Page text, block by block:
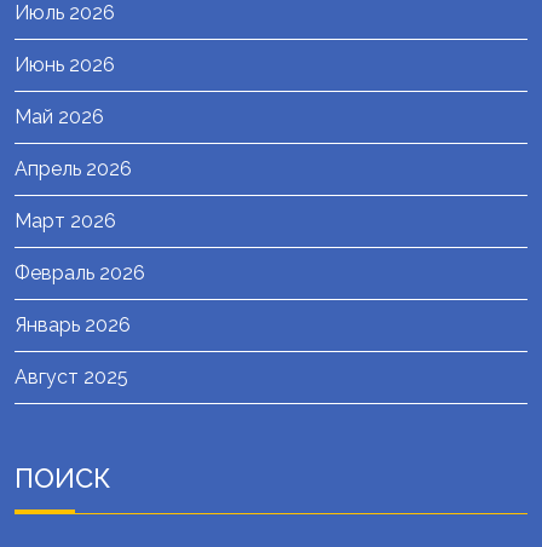
Июль 2026
Июнь 2026
Май 2026
Апрель 2026
Март 2026
Февраль 2026
Январь 2026
Август 2025
ПОИСК